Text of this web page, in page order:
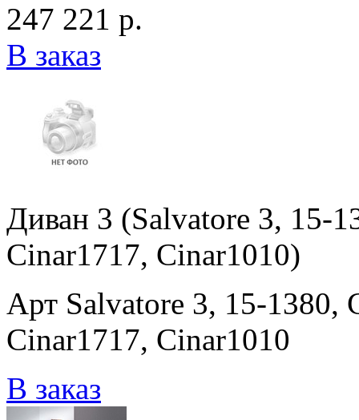
247 221 р.
В заказ
Диван 3 (Salvatore 3, 15-
Cinar1717, Cinar1010)
Арт Salvatore 3, 15-1380,
Cinar1717, Cinar1010
В заказ